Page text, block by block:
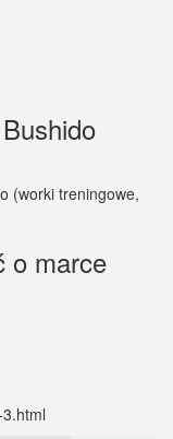
(worki treningowe,
o marce